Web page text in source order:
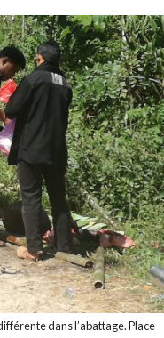
dans l’abattage. Place